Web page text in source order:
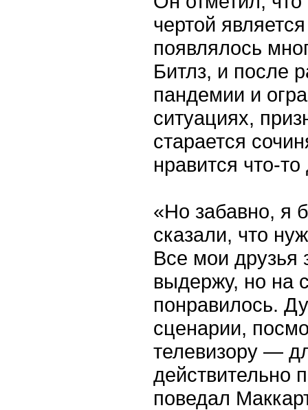
чертой
появлялось
Битлз, и после
пандемии и
ситуациях,
старается
нравится что-то
«Но забавно, я
сказали, что
Все мои друзья
выдержу, но на
понравилось.
сценарии,
телевизору —
действительно
поведал